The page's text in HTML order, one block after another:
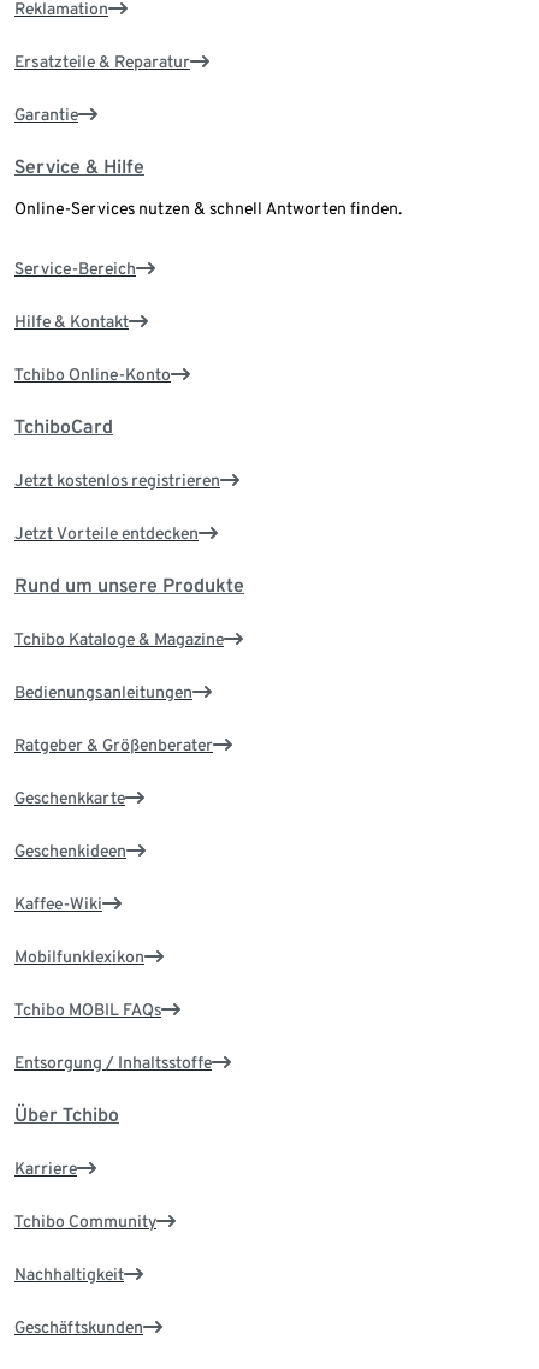
Reklamation
Ersatzteile & Reparatur
Garantie
Service & Hilfe
Online-Services nutzen & schnell Antworten finden.
Service-Bereich
Hilfe & Kontakt
Tchibo Online-Konto
TchiboCard
Jetzt kostenlos registrieren
Jetzt Vorteile entdecken
Rund um unsere Produkte
Tchibo Kataloge & Magazine
Bedienungsanleitungen
Ratgeber & Größenberater
Geschenkkarte
Geschenkideen
Kaffee-Wiki
Mobilfunklexikon
Tchibo MOBIL FAQs
Entsorgung / Inhaltsstoffe
Über Tchibo
Karriere
Tchibo Community
Nachhaltigkeit
Geschäftskunden